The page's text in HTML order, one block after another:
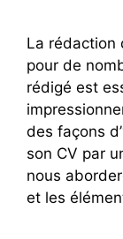
La rédaction
pour de
rédigé est
des façons
son CV par
nous
et les